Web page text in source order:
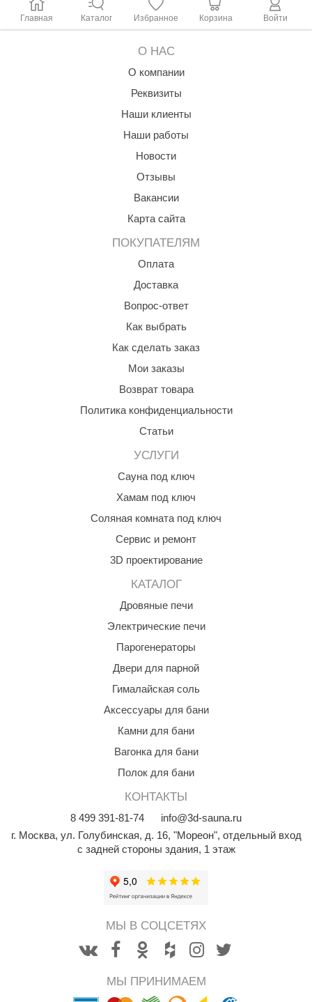
Главная Каталог Избранное Корзина Войти
О НАС
О компании
Реквизиты
Наши клиенты
Наши работы
Новости
Отзывы
Вакансии
Карта сайта
ПОКУПАТЕЛЯМ
Оплата
Доставка
Вопрос-ответ
Как выбрать
Как сделать заказ
Мои заказы
Возврат товара
Политика конфиденциальности
Статьи
УСЛУГИ
Сауна под ключ
Хамам под ключ
Соляная комната под ключ
Сервис и ремонт
3D проектирование
КАТАЛОГ
Дровяные печи
Электрические печи
Парогенераторы
Двери для парной
Гималайская соль
Аксессуары для бани
Камни для бани
Вагонка для бани
Полок для бани
КОНТАКТЫ
8 499 391-81-74
info@3d-sauna.ru
г. Москва, ул. Голубинская, д. 16, "Мореон", отдельный вход
с задней стороны здания, 1 этаж
МЫ В СОЦСЕТЯХ
МЫ ПРИНИМАЕМ